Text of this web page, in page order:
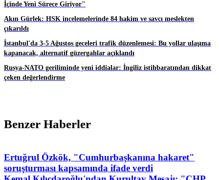
İçinde Yeni Sürece Giriyor"
Akın Gürlek: HSK incelemelerinde 84 hakim ve savcı meslekten
çıkarıldı
İstanbul'da 3-5 Ağustos geceleri trafik düzenlemesi: Bu yollar ulaşıma
kapanacak, alternatif güzergahlar açıklandı
Rusya-NATO geriliminde yeni iddialar: İngiliz istihbaratından dikkat
çeken değerlendirme
Benzer Haberler
Ertuğrul Özkök, "Cumhurbaşkanına hakaret"
soruşturması kapsamında ifade verdi